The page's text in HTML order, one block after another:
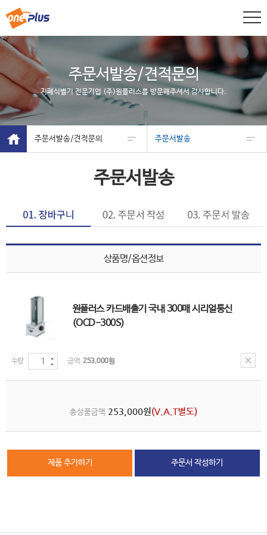
주문서발송/견적문의
지폐식별기 전문기업 (주)원플러스를 방문해주셔서 감사합니다.
주문서발송/견적문의 주문서발송
주문서발송
상품명/옵션정보
원플러스 카드배출기 국내 300매 시리얼통신
(OCD-300S)
253,000원
총상품금액 253,000원 (V.A.T별도)
제품 추가하기 주문서 작성하기